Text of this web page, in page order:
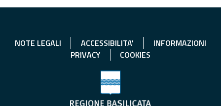
NOTE LEGALI ACCESSIBILITA'
INFORMAZIONI
PRIVACY
COOKIES